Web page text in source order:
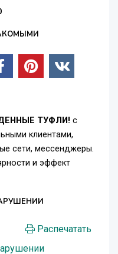
ТУФЛИ! с
клиентами,
сети, мессенджеры.
и эффект
Распечатать